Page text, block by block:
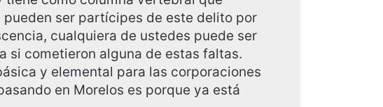
ser partícipes de este delito por
cualquiera de ustedes puede ser
si cometieron alguna de estas faltas.
y elemental para las corporaciones
en Morelos es porque ya está